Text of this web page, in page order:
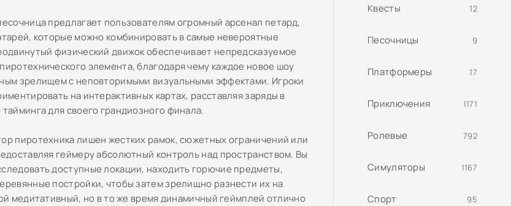
предлагает пользователям огромный арсенал петард,
которые можно комбинировать в самые невероятные
физический движок обеспечивает непредсказуемое
элемента, благодаря чему каждое новое шоу
зрелищем с неповторимыми визуальными эффектами. Игроки
на интерактивных картах, расставляя заряды в
для своего грандиозного финала.
пиротехника лишен жестких рамок, сюжетных ограничений или
геймеру абсолютный контроль над пространством. Вы
доступные локации, находить горючие предметы,
постройки, чтобы затем зрелищно разнести их на
медитативный, но в то же время динамичный геймплей отлично
Квесты 12
Песочницы 9
Платформеры 17
Приключения 1171
Ролевые 792
Симуляторы 1167
Спорт 95